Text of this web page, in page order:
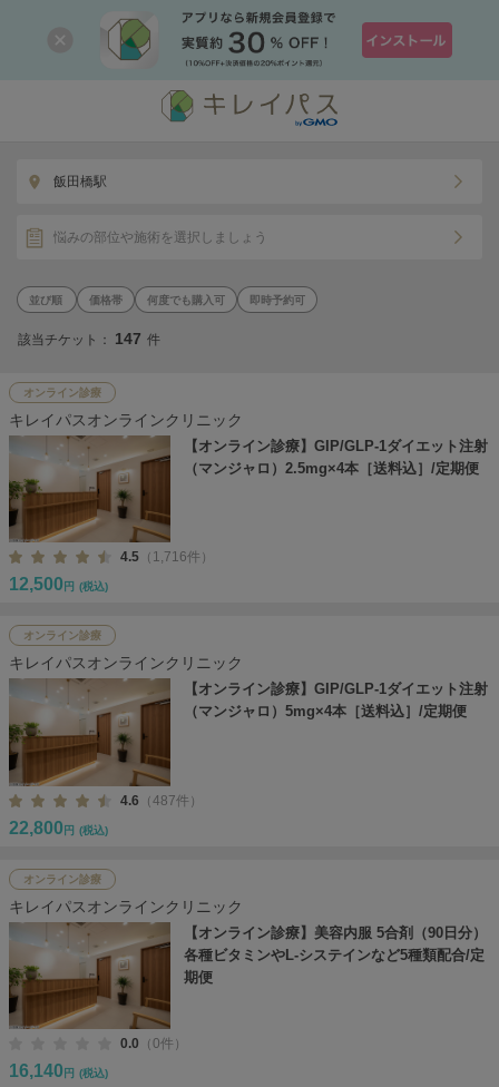
飯田橋駅
悩みの部位や施術を選択しましょう
価格帯 何度でも購入可 即時予約可
該当チケット： 147 件
オンライン診療
キレイパスオンラインクリニック
【オンライン診療】GIP/GLP-1ダイエット注射
（マンジャロ）2.5mg×4本［送料込］/定期便
4.5 （1,716件）
12,500 円 (税込)
オンライン診療
キレイパスオンラインクリニック
【オンライン診療】GIP/GLP-1ダイエット注射
（マンジャロ）5mg×4本［送料込］/定期便
4.6 （487件）
22,800 円 (税込)
オンライン診療
キレイパスオンラインクリニック
【オンライン診療】美容内服 5合剤（90日分）
各種ビタミンやL-システインなど5種類配合/定
期便
0.0 （0件）
16,140 円 (税込)